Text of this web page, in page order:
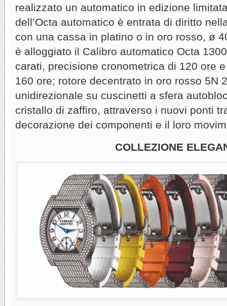
realizzato un automatico in edizione
dell’Octa automatico è entrata di diritto
con una cassa in platino o in oro rosso, ø
è alloggiato il Calibro automatico Octa
carati, precisione cronometrica di 120 ore
160 ore; rotore decentrato in oro rosso 5N
unidirezionale su cuscinetti a sfera
cristallo di zaffiro, attraverso i nuovi ponti
decorazione dei componenti e il loro
COLLEZIONE